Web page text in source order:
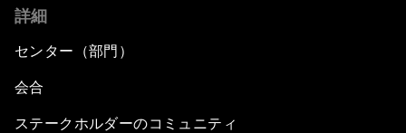
詳細
センター（部門）
会合
ステークホルダーのコミュニティ